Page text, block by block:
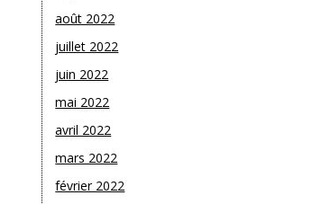
août 2022
juillet 2022
juin 2022
mai 2022
avril 2022
mars 2022
février 2022